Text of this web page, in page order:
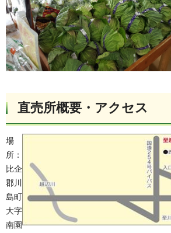
直売所概要・アクセス
場
所：
比企
郡川
島町
大字
南園